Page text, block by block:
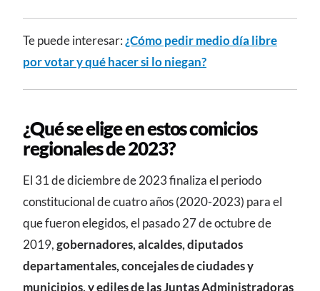
Te puede interesar:¿Cómo pedir medio día libre
por votar y qué hacer si lo niegan?
¿Qué se elige en estos comicios
regionales de 2023?
El 31 de diciembre de 2023 finaliza el periodo
constitucional de cuatro años (2020-2023) para el
que fueron elegidos, el pasado 27 de octubre de
2019,gobernadores, alcaldes, diputados
departamentales, concejales de ciudades y
municipios, y ediles de las Juntas Administradoras